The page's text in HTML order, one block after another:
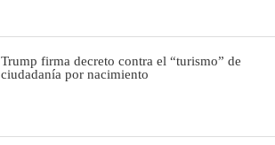
Trump firma decreto contra el “turismo” de
ciudadanía por nacimiento